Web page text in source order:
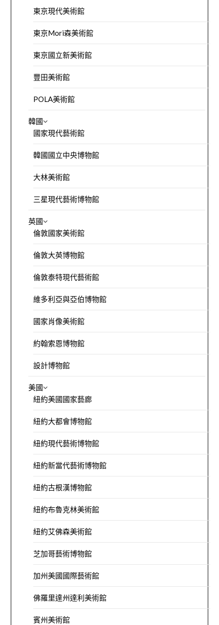
東京現代美術館
東京Mori森美術館
東京國立新美術館
豐田美術館
POLA美術館
韓國
國家現代藝術館
韓國國立中央博物館
大林美術館
三星現代藝術博物館
英國
倫敦國家美術館
倫敦大英博物館
倫敦泰特現代藝術館
維多利亞與亞伯博物館
國家肖像美術館
約翰索恩博物館
設計博物館
美國
紐約美國國家藝廊
紐約大都會博物館
紐約現代藝術博物館
紐約新當代藝術博物館
紐約古根漢博物館
紐約布魯克林美術館
紐約艾佛森美術館
芝加哥藝術博物館
加州美國國際藝術館
佛羅里達州達利美術館
賓州美術館